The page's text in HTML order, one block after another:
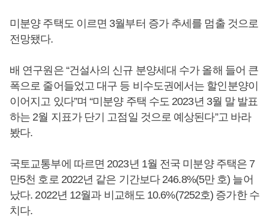
미분양 주택도 이르면 3월부터 증가 추세를 멈출 것으로
전망됐다.
배 연구원은 “건설사의 신규 분양세대 수가 올해 들어 큰
폭으로 줄어들었고 대구 등 비수도권에서는 할인분양이
이어지고 있다”며 “미분양 주택 수도 2023년 3월 말 발표
하는 2월 지표가 단기 고점일 것으로 예상된다”고 바라
봤다.
국토교통부에 따르면 2023년 1월 전국 미분양 주택은 7
만5천 호로 2022년 같은 기간보다 246.8%(5만 호) 늘어
났다. 2022년 12월과 비교해도 10.6%(7252호) 증가한 수
치다.